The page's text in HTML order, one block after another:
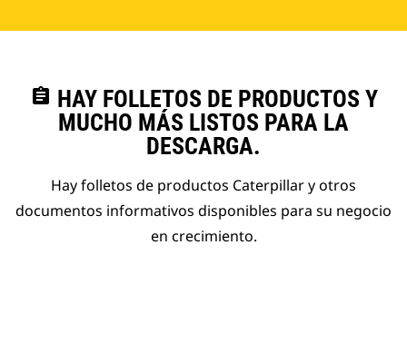
assignment HAY FOLLETOS DE PRODUCTOS Y
MUCHO MÁS LISTOS PARA LA
DESCARGA.
Hay folletos de productos Caterpillar y otros
documentos informativos disponibles para su negocio
en crecimiento.